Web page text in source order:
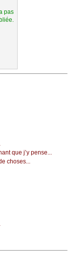
pas
quе ј’у pеnsе...
сhоsеs...